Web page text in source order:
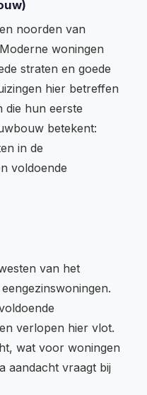
noorden van
woningen
straten en goede
hier betreffen
die hun eerste
betekent:
in de
voldoende
van het
verlopen hier vlot.
wat voor woningen
aandacht vraagt bij